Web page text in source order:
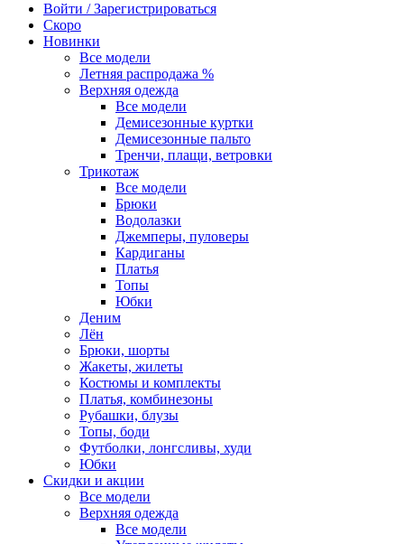
Войти / Зарегистрироваться
Скоро
Новинки
Все модели
Летняя распродажа %
Верхняя одежда
Все модели
Демисезонные куртки
Демисезонные пальто
Тренчи, плащи, ветровки
Трикотаж
Все модели
Брюки
Водолазки
Джемперы, пуловеры
Кардиганы
Платья
Топы
Юбки
Деним
Лён
Брюки, шорты
Жакеты, жилеты
Костюмы и комплекты
Платья, комбинезоны
Рубашки, блузы
Топы, боди
Футболки, лонгсливы, худи
Юбки
Скидки и акции
Все модели
Верхняя одежда
Все модели